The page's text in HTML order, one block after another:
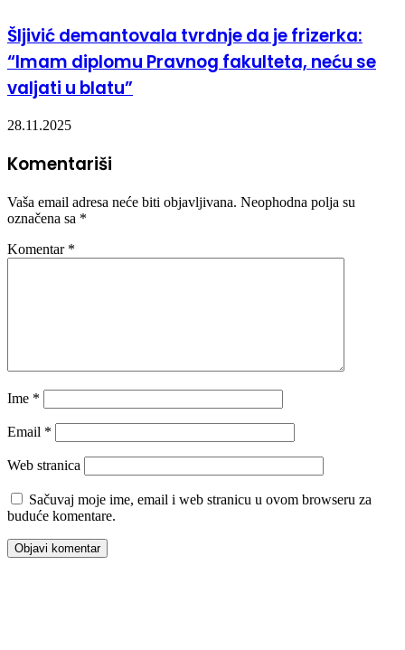
Šljivić demantovala tvrdnje da je frizerka:
“Imam diplomu Pravnog fakulteta, neću se
valjati u blatu”
28.11.2025
Komentariši
Vaša email adresa neće biti objavljivana. Neophodna polja su
označena sa *
Komentar *
Ime *
Email *
Web stranica
Sačuvaj moje ime, email i web stranicu u ovom browseru za
buduće komentare.